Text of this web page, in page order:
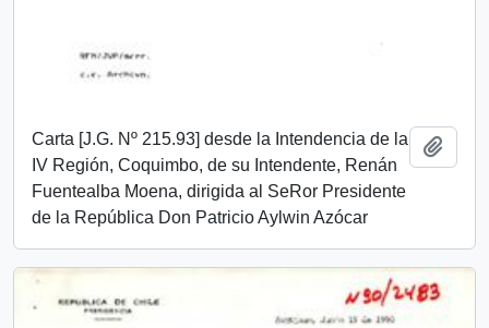
Carta [J.G. Nº 215.93] desde la Intendencia de la
IV Región, Coquimbo, de su Intendente, Renán
Fuentealba Moena, dirigida al SeRor Presidente
de la República Don Patricio Aylwin Azócar